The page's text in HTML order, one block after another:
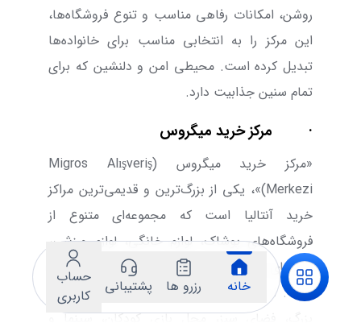
خانه رزرو ها پشتیبانی
حساب
کاربری
روشن، امکانات رفاهی مناسب و تنوع فروشگاه‌ها،
این مرکز را به انتخابی مناسب برای خانواده‌ها
تبدیل کرده است. محیطی امن و دلنشین که برای
تمام سنین جذابیت دارد.
· مرکز خرید میگروس
«مرکز خرید میگروس (Migros Alışveriş
Merkezi)»، یکی از بزرگ‌ترین و قدیمی‌ترین مراکز
خرید آنتالیا است که مجموعه‌ای متنوع از
فروشگاه‌های پوشاک، لوازم خانگی، لوازم ورزشی،
برندهای بین‌المللی و ترکیه‌ای را در خود جای داده
است. این مجموعه با امکاناتی مانند سوپرمارکت
بزرگ، فضای سبز، محل بازی کودکان، سینما و